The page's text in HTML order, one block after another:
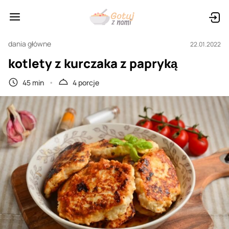
dania główne 22.01.2022
kotlety z kurczaka z papryką
45 min 4 porcje